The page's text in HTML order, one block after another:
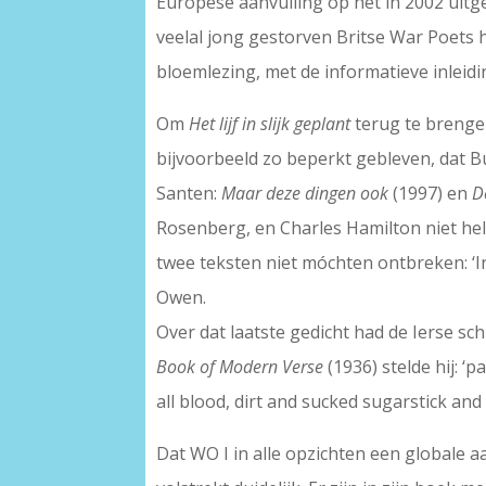
veelal jong gestorven Britse War Poets
bloemlezing, met de informatieve
Om Het lijf in slijk geplantterug te
bijvoorbeeld zo beperkt gebleven, dat
Santen:Maar deze dingen ook(1997) en
Rosenberg, en Charles Hamilton niet
twee teksten niet móchten ontbreken:
Owen.
Over dat laatste gedicht had de Ierse
Book of Modern Verse(1936) stelde hij:
all blood, dirt and sucked sugarstick and
Dat WO I in alle opzichten een globale